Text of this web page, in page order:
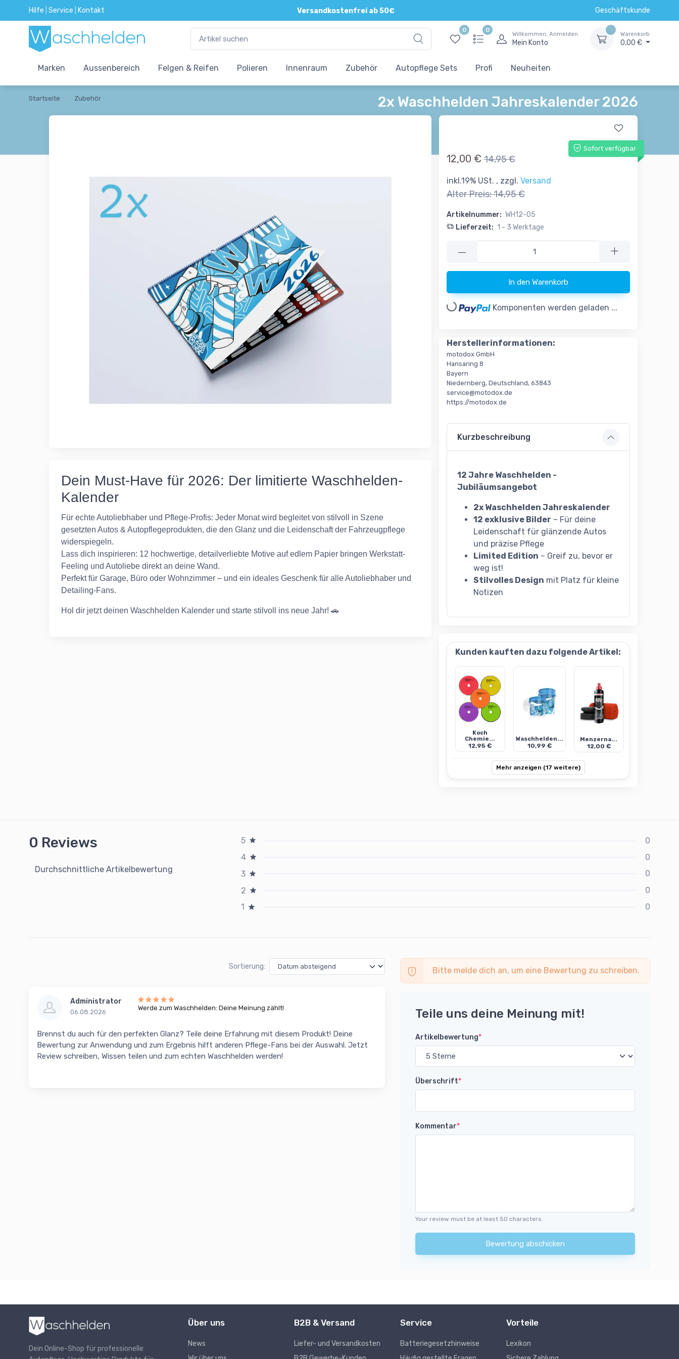
Hilfe Service Kontakt Versandkostenfrei ab 50€ Geschäftskunde
0 0
Willkommen, Anmelden
Mein Konto
Warenkorb
0,00 €
Marken Aussenbereich Felgen & Reifen Polieren Innenraum Zubehör Autopflege Sets Profi Neuheiten
Startseite Zubehör 2x Waschhelden Jahreskalender 2026
Dein Must-Have für 2026: Der limitierte Waschhelden-
Kalender
Für echte Autoliebhaber und Pflege-Profis: Jeder Monat wird begleitet von stilvoll in Szene
gesetzten Autos & Autopflegeprodukten, die den Glanz und die Leidenschaft der Fahrzeugpflege
widerspiegeln.
Lass dich inspirieren: 12 hochwertige, detailverliebte Motive auf edlem Papier bringen Werkstatt-
Feeling und Autoliebe direkt an deine Wand.
Perfekt für Garage, Büro oder Wohnzimmer – und ein ideales Geschenk für alle Autoliebhaber und
Detailing-Fans.
Hol dir jetzt deinen Waschhelden Kalender und starte stilvoll ins neue Jahr! 🚗
Sofort verfügbar
12,00 € 14,95 €
inkl.19% USt. , zzgl. Versand
Alter Preis:14,95 €
Artikelnummer: WH12-05
Lieferzeit: 1 - 3 Werktage
—
In den Warenkorb
Loading... Komponenten werden geladen ...
Herstellerinformationen:
motodox GmbH
Hansaring 8
Bayern
Niedernberg, Deutschland, 63843
service@motodox.de
https://motodox.de
Kurzbeschreibung
12 Jahre Waschhelden -
Jubiläumsangebot
2x Waschhelden Jahreskalender
12 exklusive Bilder – Für deine
Leidenschaft für glänzende Autos
und präzise Pflege
Limited Edition – Greif zu, bevor er
weg ist!
Stilvolles Design mit Platz für kleine
Notizen
Kunden kauften dazu folgende Artikel:
Koch
Chemie...
12,95 €
Waschhelden...
10,99 €
Menzerna...
12,00 €
Mehr anzeigen (17 weitere)
0 Reviews
Durchschnittliche Artikelbewertung
5
0
4
0
3
0
2
0
1
0
Sortierung:
Administrator
06.08.2026
Werde zum Waschhelden: Deine Meinung zählt!
Brennst du auch für den perfekten Glanz? Teile deine Erfahrung mit diesem Produkt! Deine
Bewertung zur Anwendung und zum Ergebnis hilft anderen Pflege-Fans bei der Auswahl. Jetzt
Review schreiben, Wissen teilen und zum echten Waschhelden werden!
Bitte melde dich an, um eine Bewertung zu schreiben.
Teile uns deine Meinung mit!
Artikelbewertung*
Überschrift*
Kommentar*
Your review must be at least 50 characters.
Bewertung abschicken
Dein Online-Shop für professionelle
Über uns
News
B2B & Versand
Liefer- und Versandkosten
Service
Batteriegesetzhinweise
Vorteile
Lexikon